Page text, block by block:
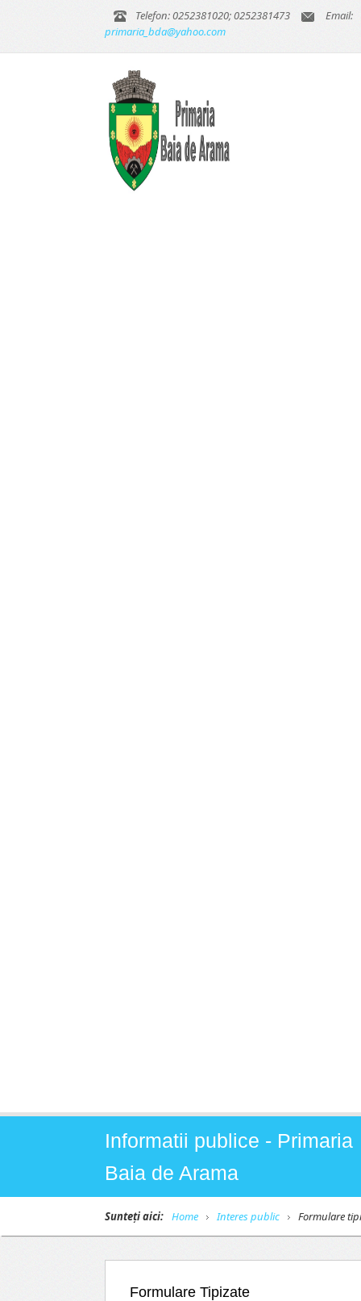
Telefon: 0252381020; 0252381473
Email:
primaria_bda@yahoo.com
Informatii publice - Primaria
Baia de Arama
Sunteți aici: Home Interes public Formulare
Formulare Tipizate